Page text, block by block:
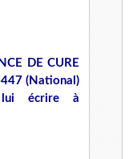
DE CURE
(National)
écrire à